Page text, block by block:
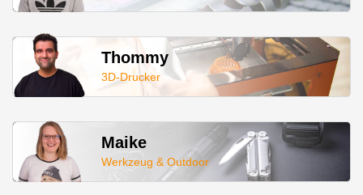
Thommy
3D-Drucker
Maike
Werkzeug & Outdoor